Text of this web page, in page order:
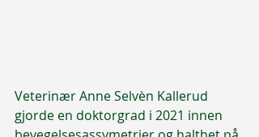
Veterinær Anne Selvèn Kallerud
gjorde en doktorgrad i 2021 innen